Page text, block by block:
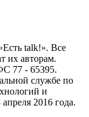
talk!». Все
их авторам.
77 - 65395.
службе по
и
2016 года.